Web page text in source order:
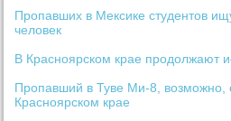
Пропавших в Мексике студентов
человек
В Красноярском крае продолжают
Пропавший в Туве Ми-8, возможно,
Красноярском крае